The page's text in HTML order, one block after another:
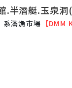
.半潛艇.玉泉洞
滿漁市場 【